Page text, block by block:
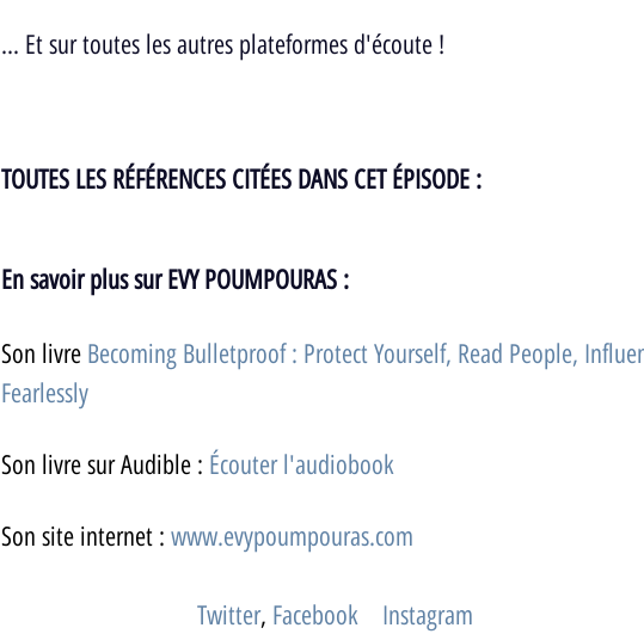
... Et sur toutes les autres plateformes d'écoute !
TOUTES LES RÉFÉRENCES CITÉES DANS CET ÉPISODE :
En savoir plus sur EVY POUMPOURAS :
Son livre Becoming Bulletproof : Protect Yourself, Read People,
Fearlessly
Son livre sur Audible : Écouter l'audiobook
Son site internet : www.evypoumpouras.com
Twitter, Facebook Instagram